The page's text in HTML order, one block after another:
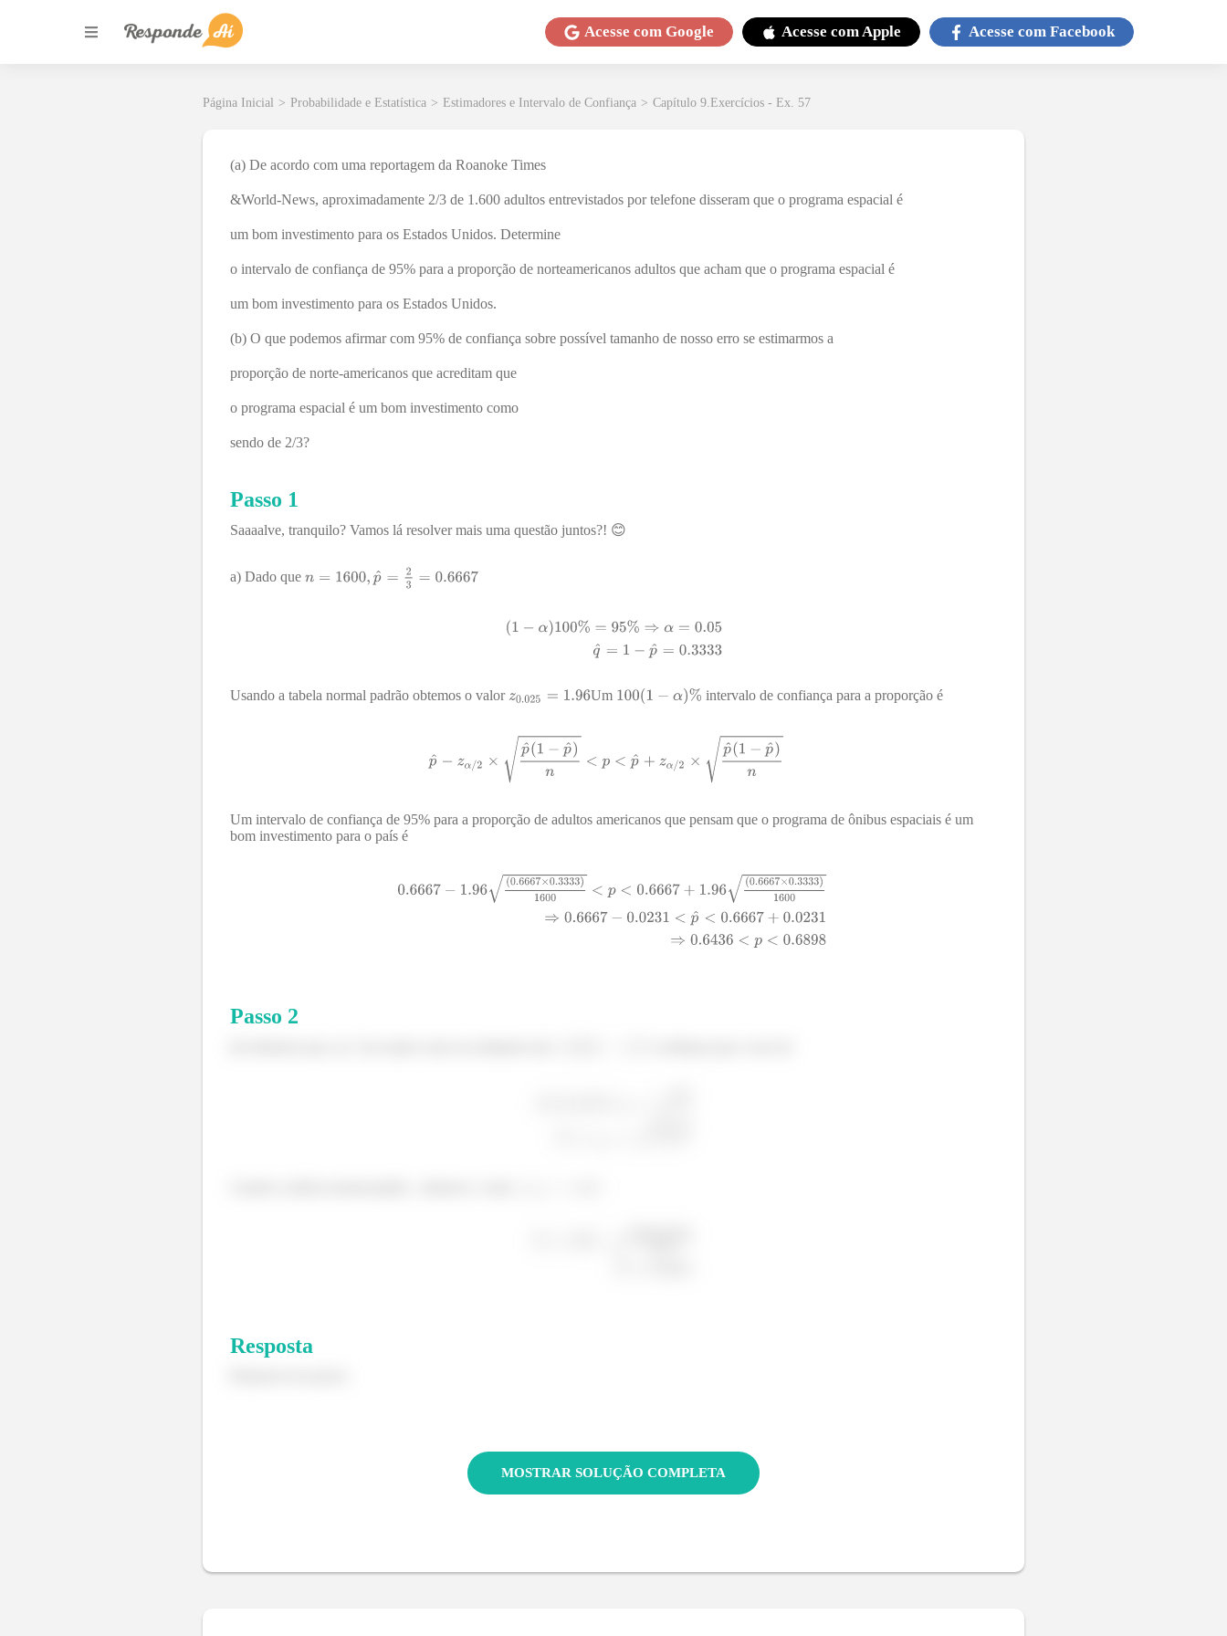
Acesse com Google Acesse comApple Acesse com Facebook
Página Inicial > Probabilidade e Estatística > Estimadores e Intervalo de Confiança > Capítulo 9.Exercícios - Ex. 57
(a) De acordo com uma reportagem da Roanoke Times
&World-News, aproximadamente 2/3 de 1.600 adultos entrevistados por telefone disseram que o programa espacial é
um bom investimento para os Estados Unidos. Determine
o intervalo de confiança de 95% para a proporção de norteamericanos adultos que acham que o programa espacial é
um bom investimento para os Estados Unidos.
(b) O que podemos afirmar com 95% de confiança sobre possível tamanho de nosso erro se estimarmos a
proporção de norte-americanos que acreditam que
o programa espacial é um bom investimento como
sendo de 2/3?
Passo 1
Saaaalve, tranquilo? Vamos lá resolver mais uma questão juntos?! 😊
a) Dado que
Usando a tabela normal padrão obtemos o valor Um intervalo de confiança para a proporção é
Um intervalo de confiança de 95% para a proporção de adultos americanos que pensam que o programa de ônibus espaciais é um
bom investimento para o país é
Passo 2
Resposta
MOSTRAR SOLUÇÃO COMPLETA